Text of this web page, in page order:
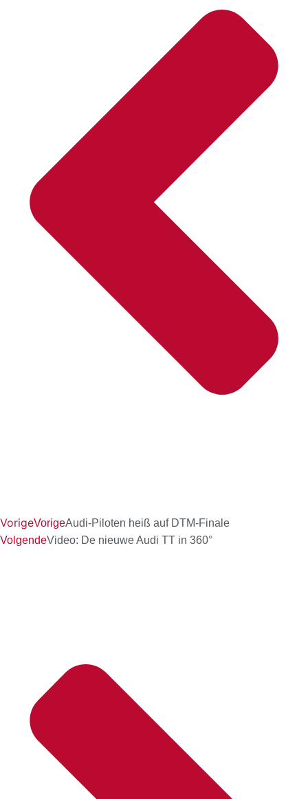
VorigeVorigeAudi-Piloten heiß auf DTM-Finale
VolgendeVideo: De nieuwe Audi TT in 360°